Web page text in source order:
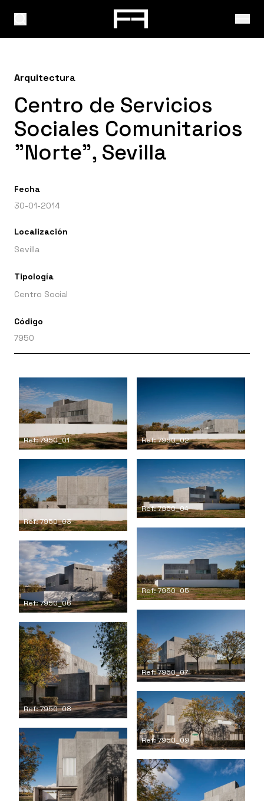
Arquitectura
Centro de Servicios
Sociales Comunitarios
"Norte", Sevilla
Fecha
30-01-2014
Localización
Sevilla
Tipología
Centro Social
Código
7950
Ref: 7950_01 Ref: 7950_02
Ref: 7950_03
Ref: 7950_04
Ref: 7950_05
Ref: 7950_06
Ref: 7950_07
Ref: 7950_08
Ref: 7950_09